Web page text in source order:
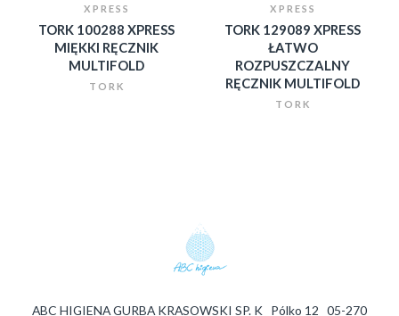
XPRESS
TORK 100288 XPRESS
MIĘKKI RĘCZNIK
MULTIFOLD
TORK
XPRESS
TORK 129089 XPRESS
ŁATWO
ROZPUSZCZALNY
RĘCZNIK MULTIFOLD
TORK
ABC HIGIENA GURBA KRASOWSKI SP. K Pólko 12 05-270